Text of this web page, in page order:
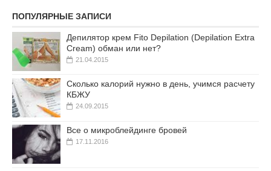
ПОПУЛЯРНЫЕ ЗАПИСИ
Депилятор крем Fito Depilation (Depilation Extra
Cream) обман или нет?
21.04.2015
Сколько калорий нужно в день, учимся расчету
КБЖУ
24.09.2015
Все о микроблейдинге бровей
17.11.2016